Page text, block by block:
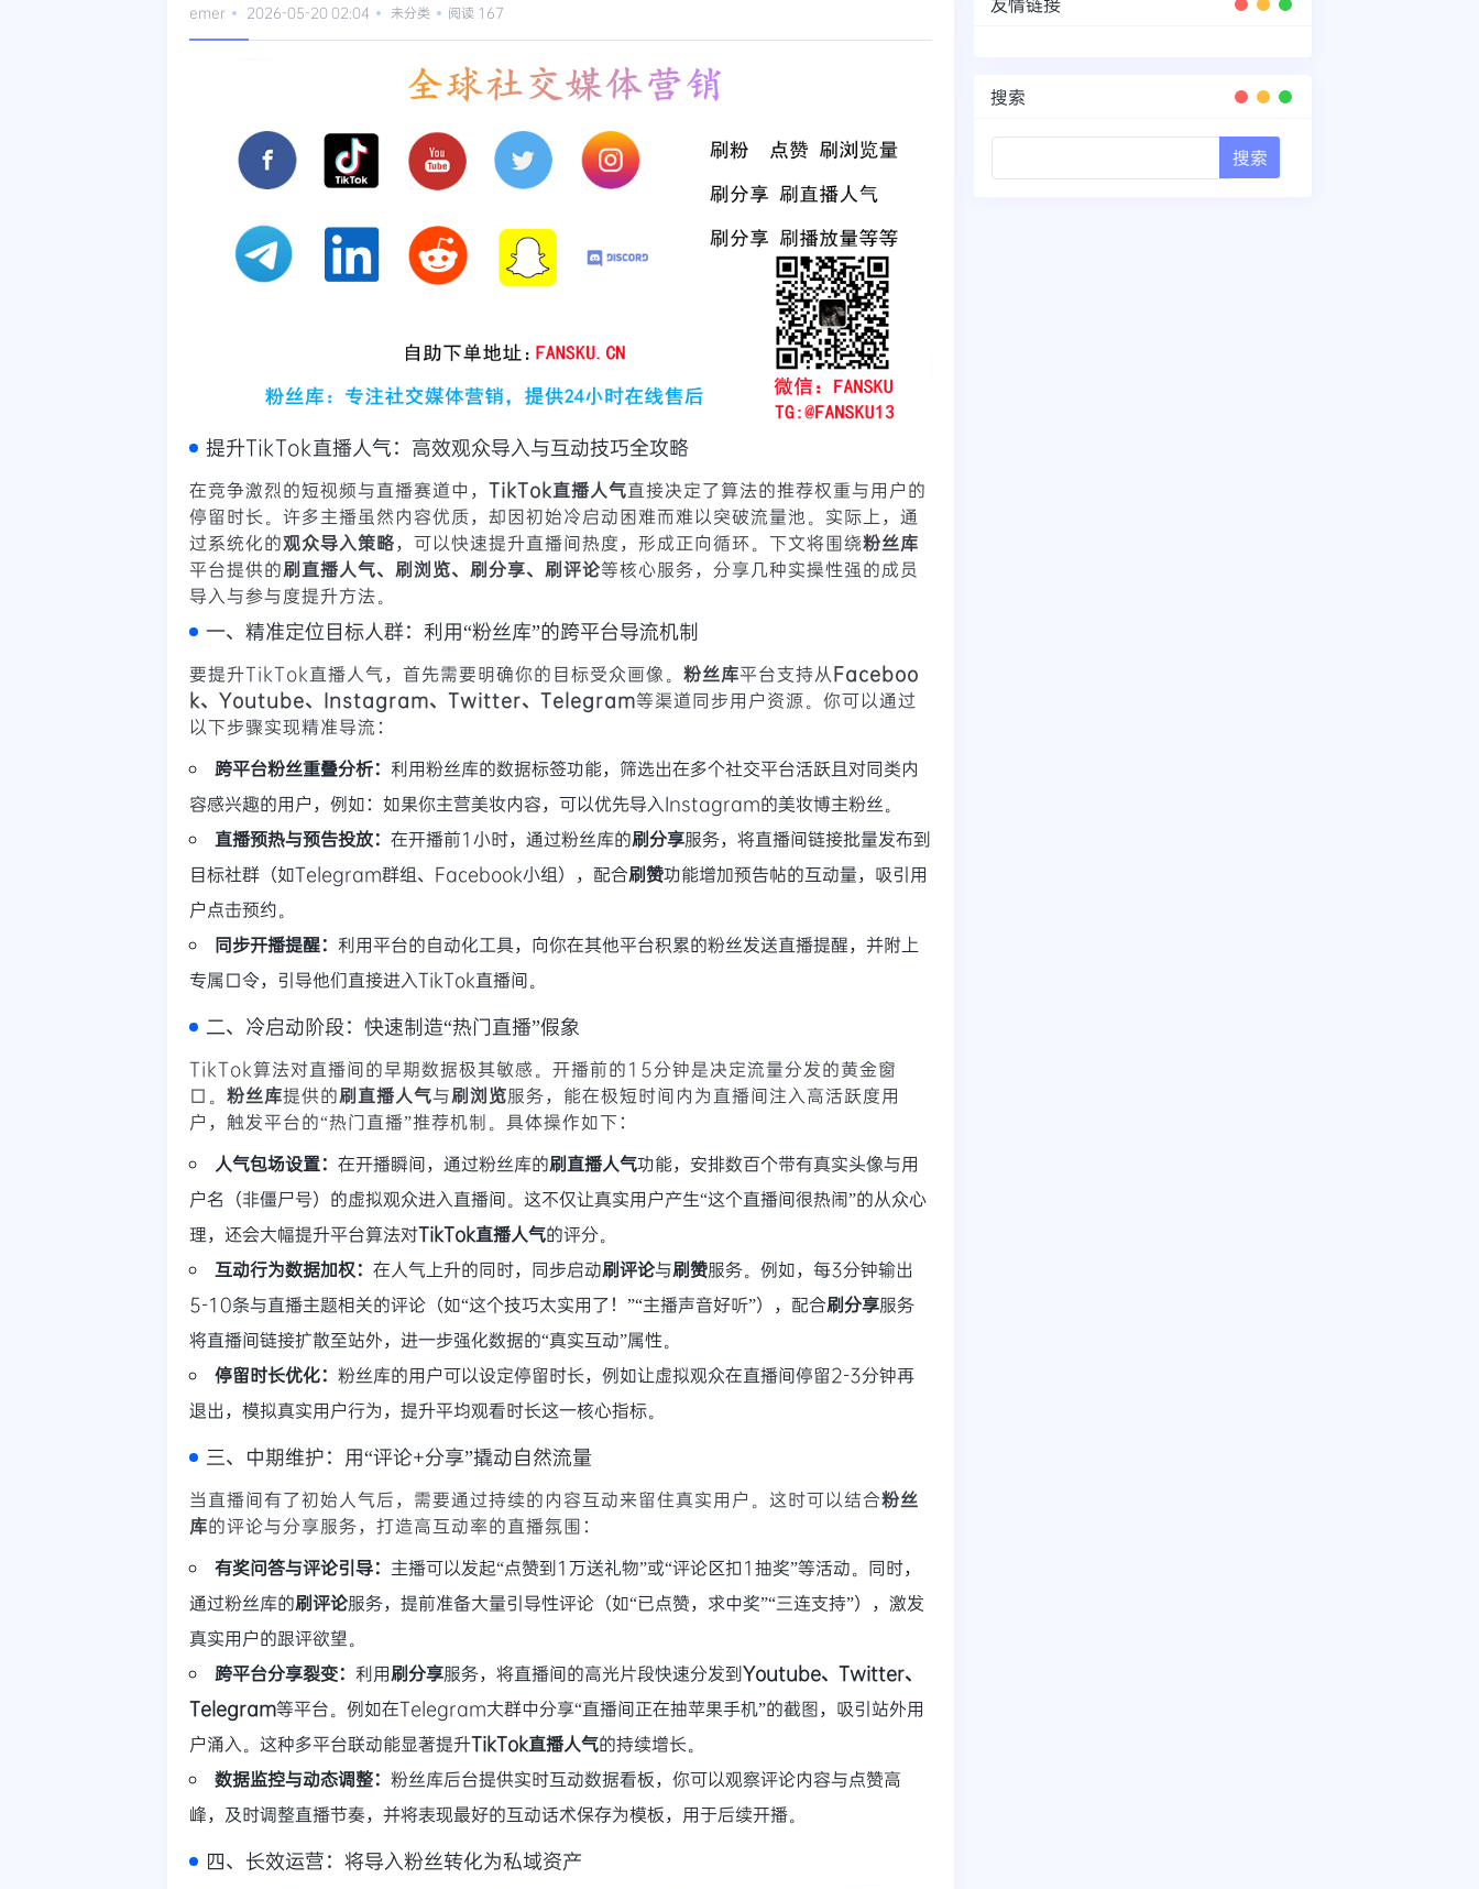
emer 2026-05-20 02:04 未分类 阅读 167
提升TikTok直播人气：高效观众导入与互动技巧全攻略
在竞争激烈的短视频与直播赛道中， TikTok直播人气直接决定了算法的推荐权重与用户的
停留时长。许多主播虽然内容优质，却因初始冷启动困难而难以突破流量池。实际上，通
过系统化的观众导入策略，可以快速提升直播间热度，形成正向循环。下文将围绕粉丝库
平台提供的刷直播人气、刷浏览、刷分享、刷评论等核心服务，分享几种实操性强的成员
导入与参与度提升方法。
一、精准定位目标人群：利用“粉丝库”的跨平台导流机制
要提升TikTok直播人气，首先需要明确你的目标受众画像。 粉丝库平台支持从Faceboo
k、Youtube、Instagram、Twitter、Telegram等渠道同步用户资源。你可以通过
以下步骤实现精准导流：
跨平台粉丝重叠分析： 利用粉丝库的数据标签功能，筛选出在多个社交平台活跃且对同类内
容感兴趣的用户，例如：如果你主营美妆内容，可以优先导入Instagram的美妆博主粉丝。
直播预热与预告投放： 在开播前1小时，通过粉丝库的刷分享服务，将直播间链接批量发布到
目标社群（如Telegram群组、Facebook小组），配合刷赞功能增加预告帖的互动量，吸引用
户点击预约。
同步开播提醒： 利用平台的自动化工具，向你在其他平台积累的粉丝发送直播提醒，并附上
专属口令，引导他们直接进入TikTok直播间。
二、冷启动阶段：快速制造“热门直播”假象
TikTok算法对直播间的早期数据极其敏感。开播前的15分钟是决定流量分发的黄金窗
口。 粉丝库提供的刷直播人气与刷浏览服务，能在极短时间内为直播间注入高活跃度用
户，触发平台的“热门直播”推荐机制。具体操作如下：
人气包场设置： 在开播瞬间，通过粉丝库的刷直播人气功能，安排数百个带有真实头像与用
户名（非僵尸号）的虚拟观众进入直播间。这不仅让真实用户产生“这个直播间很热闹”的从众心
理，还会大幅提升平台算法对TikTok直播人气的评分。
互动行为数据加权： 在人气上升的同时，同步启动刷评论与刷赞服务。例如，每3分钟输出
5-10条与直播主题相关的评论（如“这个技巧太实用了！”“主播声音好听”），配合刷分享服务
将直播间链接扩散至站外，进一步强化数据的“真实互动”属性。
停留时长优化： 粉丝库的用户可以设定停留时长，例如让虚拟观众在直播间停留2-3分钟再
退出，模拟真实用户行为，提升平均观看时长这一核心指标。
三、中期维护：用“评论+分享”撬动自然流量
当直播间有了初始人气后，需要通过持续的内容互动来留住真实用户。这时可以结合粉丝
库的评论与分享服务，打造高互动率的直播氛围：
有奖问答与评论引导： 主播可以发起“点赞到1万送礼物”或“评论区扣1抽奖”等活动。同时，
通过粉丝库的刷评论服务，提前准备大量引导性评论（如“已点赞，求中奖”“三连支持”），激发
真实用户的跟评欲望。
跨平台分享裂变： 利用刷分享服务，将直播间的高光片段快速分发到Youtube、Twitter、
Telegram等平台。例如在Telegram大群中分享“直播间正在抽苹果手机”的截图，吸引站外用
户涌入。这种多平台联动能显著提升TikTok直播人气的持续增长。
数据监控与动态调整： 粉丝库后台提供实时互动数据看板，你可以观察评论内容与点赞高
峰，及时调整直播节奏，并将表现最好的互动话术保存为模板，用于后续开播。
四、长效运营：将导入粉丝转化为私域资产
搜索